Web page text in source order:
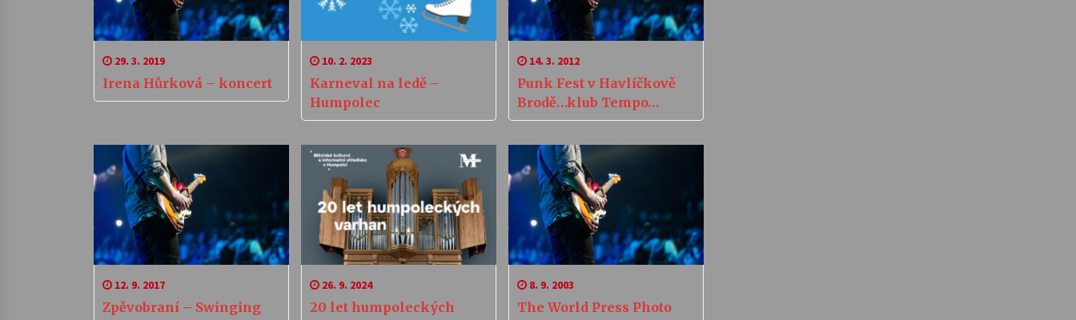
29. 3. 2019
Irena Hůrková – koncert
10. 2. 2023
Karneval na ledě –
Humpolec
14. 3. 2012
Punk Fest v Havlíčkově
Brodě…klub Tempo…
12. 9. 2017
Zpěvobraní – Swinging
26. 9. 2024
20 let humpoleckých
8. 9. 2003
The World Press Photo